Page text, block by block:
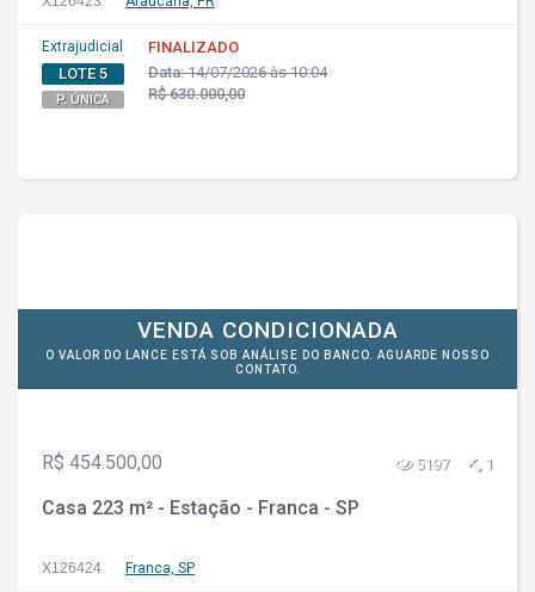
Extrajudicial
LOTE 5
P. ÚNICA
FINALIZADO
Data:14/07/2026 às 10:04
R$ 630.000,00
VENDA CONDICIONADA
O VALOR DO LANCE ESTÁ SOB ANÁLISE DO BANCO. AGUARDE NOSSO
CONTATO.
R$ 454.500,00 5197 1
Casa 223 m² - Estação - Franca - SP
X126424 Franca, SP